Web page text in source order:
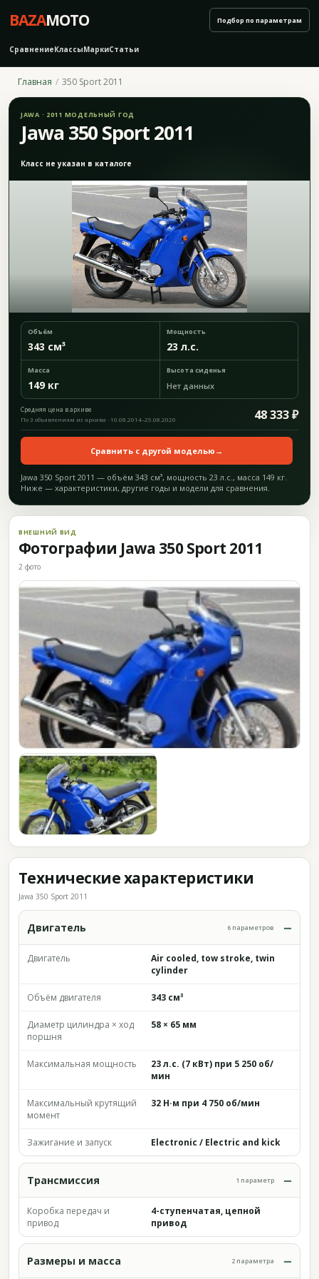
BAZAMOTO
СравнениеКлассыМаркиСтатьи
Подбор по параметрам
Главная 350 Sport 2011
JAWA · 2011 МОДЕЛЬНЫЙ ГОД
Jawa 350 Sport 2011
Класс не указан в каталоге
Объём
343 см³
Мощность
23 л.с.
Масса
149 кг
Высота сиденья
Нет данных
Средняя цена в архиве 48 333 ₽
По 3 объявлениям из архива · 10.08.2014–25.08.2020
Сравнить с другой моделью →
Jawa 350 Sport 2011 — объём 343 см³, мощность 23 л.с., масса 149 кг.
Ниже — характеристики, другие годы и модели для сравнения.
ВНЕШНИЙ ВИД
Фотографии Jawa 350 Sport 2011
2 фото
Технические характеристики
Jawa 350 Sport 2011
Двигатель 6 параметров
Двигатель
Air cooled, tow stroke, twin
cylinder
Объём двигателя 343 см³
Диаметр цилиндра × ход
поршня
58 × 65 мм
Максимальная мощность
23 л.с. (7 кВт) при 5 250 об/
мин
Максимальный крутящий
момент
32 Н·м при 4 750 об/мин
Зажигание и запуск Electronic / Electric and kick
Трансмиссия 1 параметр
Коробка передач и
привод
4-ступенчатая, цепной
привод
Размеры и масса 2 параметра